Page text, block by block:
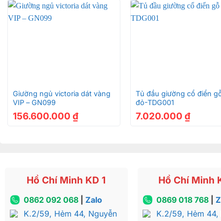
theo thời gian. Vân gỗ nhiều và dày có màu nâu ánh
đường vân gỗ khá tự nhiên và liền mạch. Chất gỗ rắn
chất đặc biệt, gỗ hương đá mang đến thời gian sử dụng
Kích thước: Cao 2m17 x Ngang 2m17 x Sâu 65cm.Với
này phù hợp với không gian phòng ngủ cổ điển rộng
Kiểu dáng
Giường ngủ victoria dát vàng
VIP – GN099
156.600.000 ₫
Tủ đầu giường cổ điển
đỏ-TDG001
7.020.000₫
Hồ Chí Minh KD 1
0862 092 068| Zalo
K.2/59, Hẻm 44, Nguyễn
Hồ Chí Minh
0869 018 768|
K.2/59, Hẻm 44,